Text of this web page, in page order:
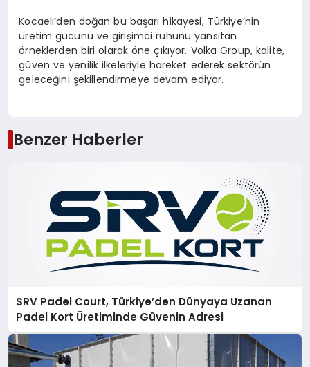
Kocaeli’den doğan bu başarı hikayesi, Türkiye’nin
üretim gücünü ve girişimci ruhunu yansıtan
örneklerden biri olarak öne çıkıyor. Volka Group, kalite,
güven ve yenilik ilkeleriyle hareket ederek sektörün
geleceğini şekillendirmeye devam ediyor.
Benzer Haberler
SRV Padel Court, Türkiye’den Dünyaya Uzanan
Padel Kort Üretiminde Güvenin Adresi